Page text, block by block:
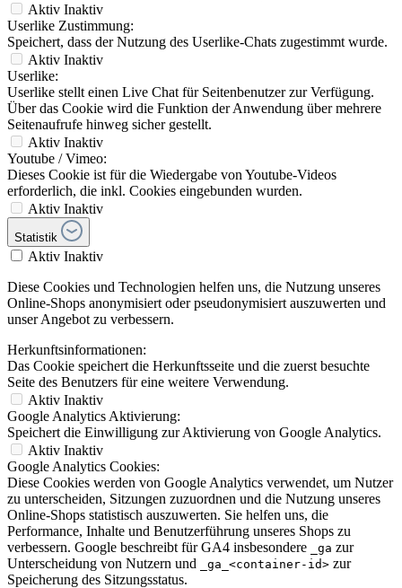
Aktiv Inaktiv
Userlike Zustimmung:
Speichert, dass der Nutzung des Userlike-Chats zugestimmt wurde.
Aktiv Inaktiv
Userlike:
Userlike stellt einen Live Chat für Seitenbenutzer zur Verfügung.
Über das Cookie wird die Funktion der Anwendung über mehrere
Seitenaufrufe hinweg sicher gestellt.
Aktiv Inaktiv
Youtube / Vimeo:
Dieses Cookie ist für die Wiedergabe von Youtube-Videos
erforderlich, die inkl. Cookies eingebunden wurden.
Aktiv Inaktiv
Statistik
Aktiv Inaktiv
Diese Cookies und Technologien helfen uns, die Nutzung unseres
Online-Shops anonymisiert oder pseudonymisiert auszuwerten und
unser Angebot zu verbessern.
Herkunftsinformationen:
Das Cookie speichert die Herkunftsseite und die zuerst besuchte
Seite des Benutzers für eine weitere Verwendung.
Aktiv Inaktiv
Google Analytics Aktivierung:
Speichert die Einwilligung zur Aktivierung von Google Analytics.
Aktiv Inaktiv
Google Analytics Cookies:
Diese Cookies werden von Google Analytics verwendet, um Nutzer
zu unterscheiden, Sitzungen zuzuordnen und die Nutzung unseres
Online-Shops statistisch auszuwerten. Sie helfen uns, die
Performance, Inhalte und Benutzerführung unseres Shops zu
verbessern. Google beschreibt für GA4 insbesondere
_ga zur
Unterscheidung von Nutzern und
_ga_<container-id> zur
Speicherung des Sitzungsstatus.